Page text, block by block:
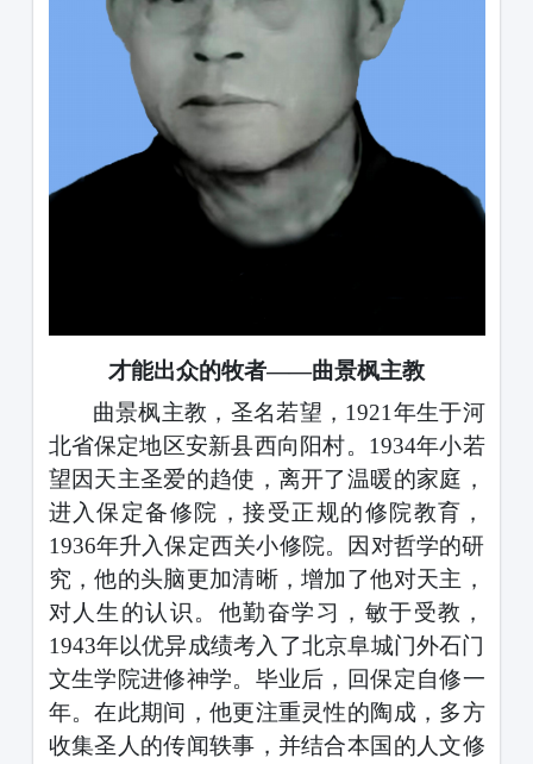
才能出众的牧者——曲景枫主教
曲景枫主教，圣名若望， 1921 年生于河
北省保定地区安新县西向阳村。 1934年小若
望因天主圣爱的趋使，离开了温暖的家庭，
进入保定备修院，接受正规的修院教育，
1936年升入保定西关小修院。因对哲学的研
究，他的头脑更加清晰，增加了他对天主，
对人生的认识。他勤奋学习，敏于受教，
1943年以优异成绩考入了北京阜城门外石门
文生学院进修神学。毕业后，回保定自修一
年。在此期间，他更注重灵性的陶成，多方
收集圣人的传闻轶事，并结合本国的人文修